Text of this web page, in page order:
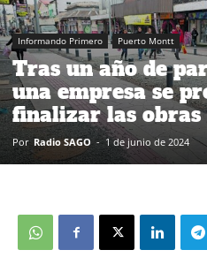
Informando Primero Puerto Montt
Tras un año de
una empresa se
finalizar las obras
Por Radio SAGO - 1 de junio de 2024